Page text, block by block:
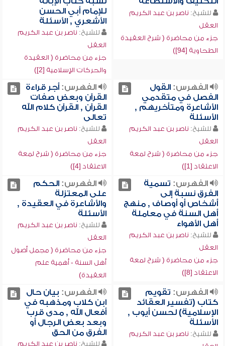
للشيخ: ناصر بن عبد الكريم
العقل
جزء من محاضرة ( شرح العقيدة
الطحاوية [94])
للإمام أبي الحسن
الأشعري , الأسئلة
للشيخ: ناصر بن عبد الكريم
العقل
جزء من محاضرة ( العقيدة
والحركات الإسلامية [2])
الفهرس:القول
الفصل في متقدمي
الأشاعرة ومتأخريهم ,
الأسئلة
للشيخ: ناصر بن عبد الكريم
العقل
جزء من محاضرة ( شرح لمعة
الاعتقاد [1])
الفهرس:أجر قراءة
القرآن وبعض صفات
القرآن , القرآن كلام الله
تعالى
للشيخ: ناصر بن عبد الكريم
العقل
جزء من محاضرة ( شرح لمعة
الاعتقاد [4])
الفهرس: تسمية
الفرق نسبة إلى
أشخاص أو أوصاف , منهج
أهل السنة في معاملة
أهل الأهواء
للشيخ: ناصر بن عبد الكريم
العقل
جزء من محاضرة ( شرح لمعة
الاعتقاد [8])
الفهرس:الحكم
على المعتزلة
والأشاعرة في العقيدة ,
الأسئلة
للشيخ: ناصر بن عبد الكريم
العقل
جزء من محاضرة ( مجمل أصول
أهل السنة - أهمية علم
العقيدة)
الفهرس: تقويم
كتاب (تفسير العقائد
الإسلامية) لحسن أيوب ,
الأسئلة
للشيخ: ناصر بن عبد الكريم
الفهرس: بيان حال
ابن كلاب ومذهبه في
أفعال الله , مدى قرب
وبعد بعض الرجال أو
الفرق من الحق
للشيخ: ناصر بن عبد الكريم